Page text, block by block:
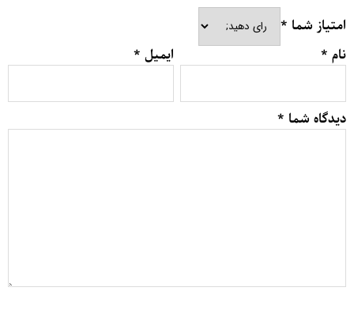
امتیاز شما *
دیدگاه شما *
نام * ایمیل *